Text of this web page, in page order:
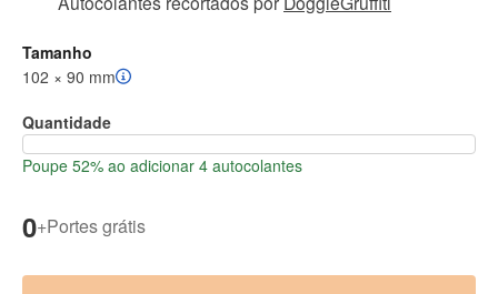
Tamanho
102 × 90 mm
Quantidade
Poupe 52% ao adicionar 4 autocolantes
0+Portes grátis